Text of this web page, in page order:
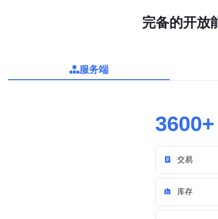
完备的开放
服务端
3600+
交易
库存